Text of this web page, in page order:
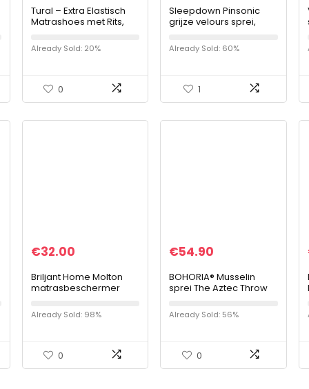
Tural – Extra Elastisch
Matrashoes met Rits,
Matrashoezen en
Machinewasbaar Stof,
Already Sold: 20%
0
Sleepdown Pinsonic
grijze velours sprei,
superzacht, warm,
gezellig, grote deken,
Already Sold: 60%
1
€32.00
Briljant Home Molton
matrasbeschermer
wit, 180 x 220 x 40 cm
Already Sold: 98%
0
€54.90
BOHORIA® Musselin
sprei The Aztec Throw
cm, 100% katoen, sprei
voor bank, stoel en
Already Sold: 56%
0